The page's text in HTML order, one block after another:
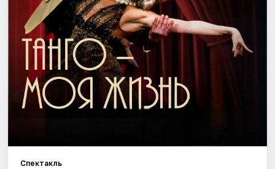
Артисты
Рейтинги
Спектакль